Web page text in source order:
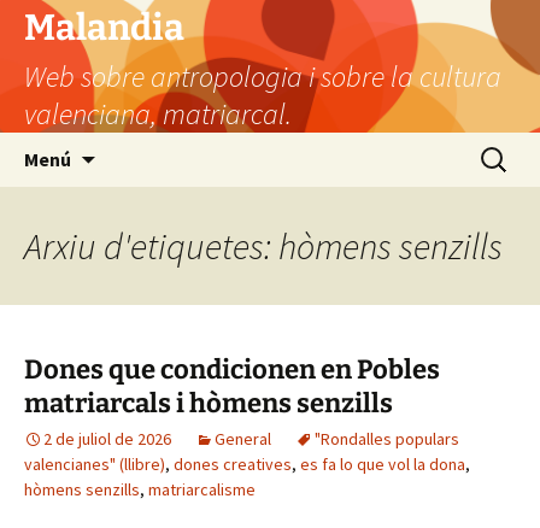
Vés
contingut
Malandia
Web sobre antropologia i sobre la cultura
valenciana, matriarcal.
Menú Cerca:
Arxiu d'etiquetes: hòmens senzills
Dones que condicionen en Pobles
matriarcals i hòmens senzills
2 de juliol de 2026 General
"Rondalles populars
valencianes" (llibre), dones creatives, es fa lo que vol la dona,
hòmens senzills, matriarcalisme